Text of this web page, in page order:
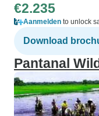
€2.235
Aanmelden to unlock
Download
Pantanal